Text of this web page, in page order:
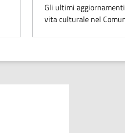
Gli ultimi
vita culturale nel